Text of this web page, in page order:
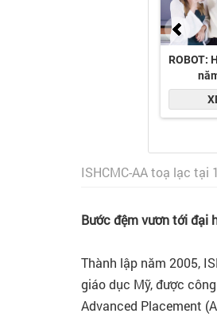
ISHCMC-AA toạ lạc tại
Bước đệm vươn tới đại
Thành lập năm 2005,
giáo dục Mỹ, được
Advanced Placement